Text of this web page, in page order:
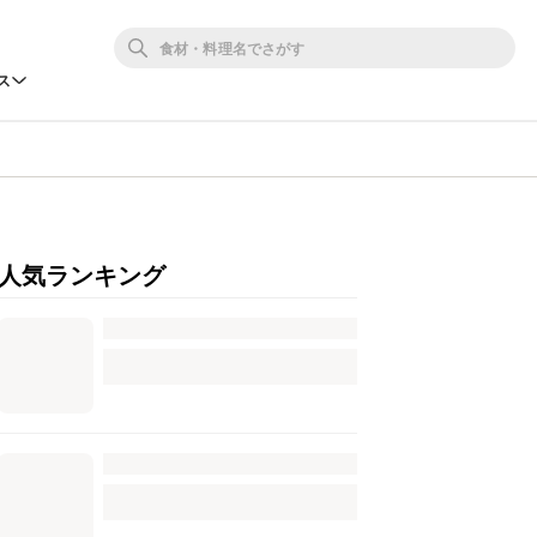
人気ランキング